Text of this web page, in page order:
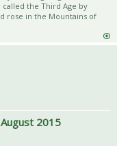
called the Third Age by
rose in the Mountains of
2015